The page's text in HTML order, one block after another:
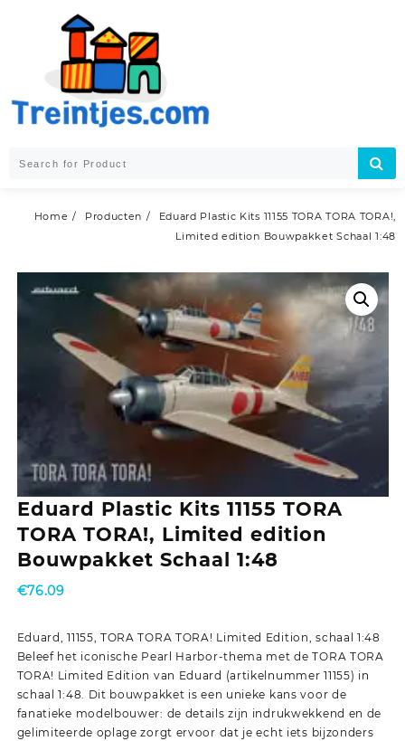
Home Producten
Eduard Plastic Kits 11155 TORA TORA TORA!,
Limited edition Bouwpakket Schaal 1:48
Eduard Plastic Kits 11155 TORA
TORA TORA!, Limited edition
Bouwpakket Schaal 1:48
€76.09
Eduard, 11155, TORA TORA TORA! Limited Edition, schaal 1:48
Beleef het iconische Pearl Harbor-thema met de TORA TORA
TORA! Limited Edition van Eduard (artikelnummer 11155) in
schaal 1:48. Dit bouwpakket is een unieke kans voor de
fanatieke modelbouwer: de details zijn indrukwekkend en de
gelimiteerde oplage zorgt ervoor dat je echt iets bijzonders